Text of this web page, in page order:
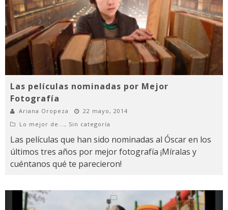
Las películas nominadas por Mejor
Fotografía
Ariana Oropeza
22 mayo, 2014
Lo mejor de..., Sin categoría
Las películas que han sido nominadas al Óscar en los
últimos tres años por mejor fotografía ¡Míralas y
cuéntanos qué te parecieron!